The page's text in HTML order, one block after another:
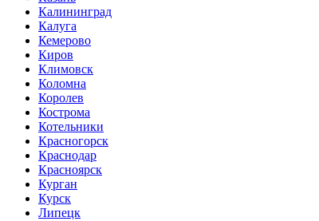
Калининград
Калуга
Кемерово
Киров
Климовск
Коломна
Королев
Кострома
Котельники
Красногорск
Краснодар
Красноярск
Курган
Курск
Липецк